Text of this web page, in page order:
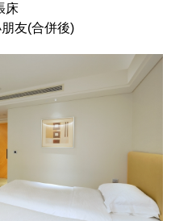
床
友(合併後)